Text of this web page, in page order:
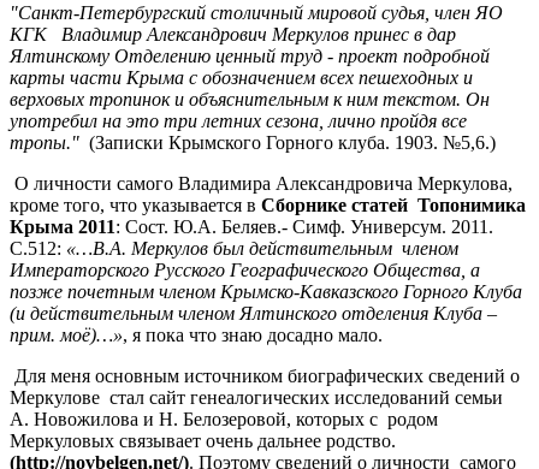
"Санкт-Петербургский столичный мировой судья, член ЯО
КГК Владимир Александрович Меркулов принес в дар
Ялтинскому Отделению ценный труд - проект подробной
карты части Крыма с обозначением всех пешеходных и
верховых тропинок и объяснительным к ним текстом. Он
употребил на это три летних сезона, лично пройдя все
тропы." (Записки Крымского Горного клуба. 1903. №5,6.)
О личности самого Владимира Александровича Меркулова,
кроме того, что указывается в Сборнике статей Топонимика
Крыма 2011: Сост. Ю.А. Беляев.- Симф. Универсум. 2011.
С.512: «…В.А. Меркулов был действительным членом
Императорского Русского Географического Общества, а
позже почетным членом Крымско-Кавказского Горного Клуба
(и действительным членом Ялтинского отделения Клуба –
прим. моё)…», я пока что знаю досадно мало.
Для меня основным источником биографических сведений о
Меркулове стал сайт генеалогических исследований семьи
А. Новожилова и Н. Белозеровой, которых с родом
Меркуловых связывает очень дальнее родство.
(http://novbelgen.net/). Поэтому сведений о личности самого